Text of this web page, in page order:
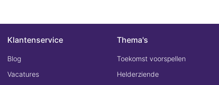
Klantenservice
Blog
Vacatures
Thema's
Toekomst voorspellen
Helderziende